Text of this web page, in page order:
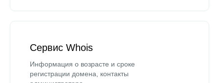
Сервис Whois
Информация о возрасте и сроке
регистрации домена, контакты